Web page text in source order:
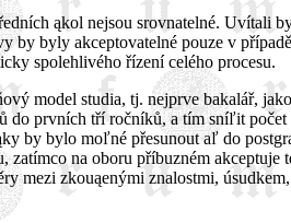
ąkol nejsou srovnatelné. Uvítali
byly akceptovatelné pouze v
spolehlivého řízení celého procesu.
model studia, tj. nejprve bakalář,
prvních tří ročníků, a tím sníľit
by bylo moľné přesunout aľ do
na oboru příbuzném akceptuje
mezi zkouąenými znalostmi,